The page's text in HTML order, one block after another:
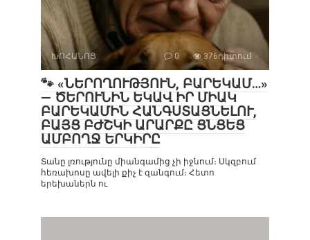
ԽՈՀԱՆՈՑ 0 376դիտում
🐾 «ՆԵՐՈՂՈՒԹՅՈՒՆ, ԲԱՐԵԿԱՄ…»
— ԾԵՐՈՒՆԻՆ ԵԿԱՎ ԻՐ ՄԻԱԿ
ԲԱՐԵԿԱՄԻՆ ՀԱՆԳՍՏԱՑՆԵԼՈՒ,
ԲԱՅՑ ԲԺՇԿԻ ԱՐԱՐՔԸ ՑՆՑԵՑ
ԱՄԲՈՂՋ ԵՐԿԻՐԸ
Տանը լռությունը միանգամից չի իջնում։ Սկզբում
հեռախոսը ավելի քիչ է զանգում։ Հետո
երեխաներն ու